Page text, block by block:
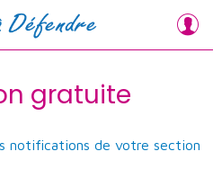
gratuite
notifications de votre section